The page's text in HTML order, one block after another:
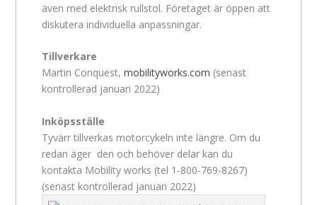
även med elektrisk rullstol. Företaget är öppen att
diskutera individuella anpassningar.
Tillverkare
Martin Conquest,mobilityworks.com (senast
kontrollerad januari 2022)
Inköpsställe
Tyvärr tillverkas motorcykeln inte längre. Om du
redan äger den och behöver delar kan du
kontakta Mobility works (tel 1-800-769-8267)
(senast kontrollerad januari 2022)